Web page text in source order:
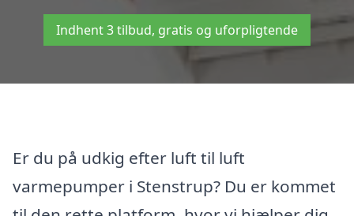
Indhent 3 tilbud, gratis og uforpligtende
Er du på udkig efter luft til luft
varmepumper i Stenstrup? Du er kommet